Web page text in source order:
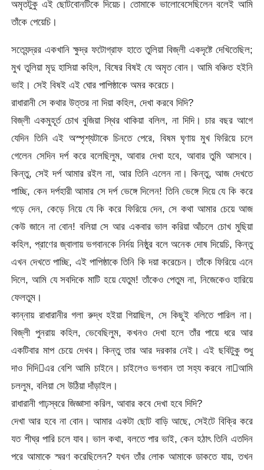
অমৃতটুকু এই ছোটবোনটিকে দিয়েচ। তোমাকে ভালোবেসেছিলেন বলেই আমি
তাঁকে পেয়েচি।
সত্যেন্দ্রর একখানি ক্ষুদ্র ফটোগ্রাফ হাতে তুলিয়া বিজ্‌লী একদৃষ্টে দেখিতেছিল;
মুখ তুলিয়া মৃদু হাসিয়া কহিল, বিষের বিষই যে অমৃত বোন। আমি বঞ্চিত হইনি
ভাই। সেই বিষই এই ঘোর পাপিষ্ঠাকে অমর করেচে।
রাধারানী সে কথার উত্তর না দিয়া কহিল, দেখা করবে দিদি?
বিজ্‌লী‌ একমুহূর্ত চোখ বুজিয়া স্থির থাকিয়া বলিল, না দিদি। চার বছর আগে
যেদিন তিনি এই অস্পৃশ্যটাকে চিনতে পেরে, বিষম ঘৃণায় মুখ ফিরিয়ে চলে
গেলেন সেদিন দর্প করে বলেছিলুম, আবার দেখা হবে, আবার তুমি আসবে।
কিন্তু, সেই দর্প আমার রইল না, আর তিনি এলেন না। কিন্তু, আজ দেখতে
পাচ্ছি, কেন দর্পহারী আমার সে দর্প ভেঙ্গে দিলেন! তিনি ভেঙ্গে দিয়ে যে কি করে
গড়ে দেন, কেড়ে নিয়ে যে কি করে ফিরিয়ে দেন, সে কথা আমার চেয়ে আজ
কেউ জানে না বোন! বলিয়া সে আর একবার ভাল করিয়া আঁচলে চোখ মুছিয়া
কহিল, প্রাণের জ্বালায় ভগবানকে নির্দয় নিষ্ঠুর বলে অনেক দোষ দিয়েচি, কিন্তু
এখন দেখতে পাচ্ছি, এই পাপিষ্ঠাকে তিনি কি দয়া করেচেন। তাঁকে ফিরিয়ে এনে
দিলে, আমি যে সবদিকে মাটি হয়ে যেতুম! তাঁকেও পেতুম না, নিজেকেও হারিয়ে
ফেলতুম।
কান্নায় রাধারানীর গলা রুদ্ধ হইয়া গিয়াছিল, সে কিছুই বলিতে পারিল না।
বিজ্‌লী পুনরায় কহিল, ভেবেছিলুম, কখনও দেখা হলে তাঁর পায়ে ধরে আর
একটিবার মাপ চেয়ে দেখব। কিন্তু তার আর দরকার নেই। এই ছবিটুকু শুধু
দাও দিদিএর বেশি আমি চাইনে। চাইলেও ভগবান তা সহ্য করবে নাআমি
চললুম, বলিয়া সে উঠিয়া দাঁড়াইল।
রাধারানী গাঢ়স্বরে জিজ্ঞাসা করিল, আবার কবে দেখা হবে দিদি?
দেখা আর হবে না বোন। আমার একটা ছোট বাড়ি আছে, সেইটে বিক্রি করে
যত শীঘ্র পারি চলে যাব। ভাল কথা, বলতে পার ভাই, কেন হঠাৎ তিনি এতদিন
পরে আমাকে স্মরণ করেছিলেন? যখন তাঁর লোক আমাকে ডাকতে যায়, তখন